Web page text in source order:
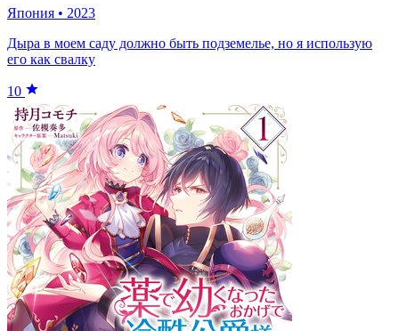
Япония • 2023
Дыра в моем саду должно быть подземелье, но я использую
его как свалку
10